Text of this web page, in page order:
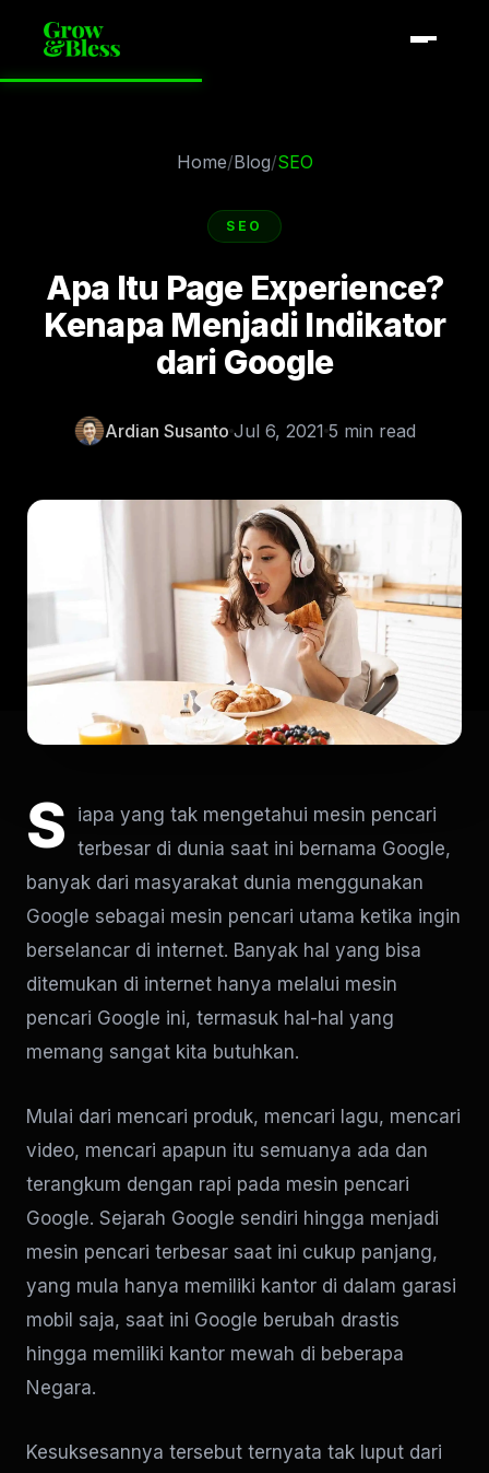
Home/Blog/SEO
SEO
Apa Itu Page Experience?
Kenapa Menjadi Indikator
dari Google
Ardian Susanto Jul 6, 2021 5 min read
S
iapa yang tak mengetahui mesin pencari
terbesar di dunia saat ini bernama Google,
banyak dari masyarakat dunia menggunakan
Google sebagai mesin pencari utama ketika ingin
berselancar di internet. Banyak hal yang bisa
ditemukan di internet hanya melalui mesin
pencari Google ini, termasuk hal-hal yang
memang sangat kita butuhkan.
Mulai dari mencari produk, mencari lagu, mencari
video, mencari apapun itu semuanya ada dan
terangkum dengan rapi pada mesin pencari
Google. Sejarah Google sendiri hingga menjadi
mesin pencari terbesar saat ini cukup panjang,
yang mula hanya memiliki kantor di dalam garasi
mobil saja, saat ini Google berubah drastis
hingga memiliki kantor mewah di beberapa
Negara.
Kesuksesannya tersebut ternyata tak luput dari